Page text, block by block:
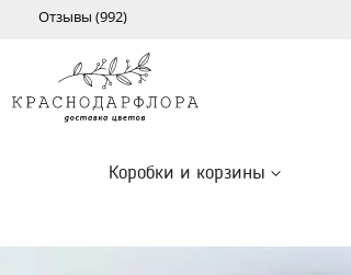
Отзывы (992)
Коробки и корзины